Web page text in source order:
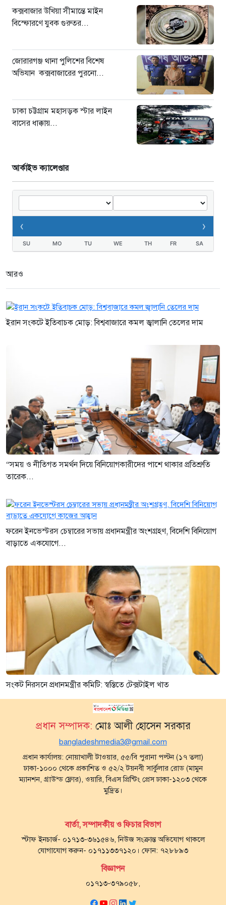
কক্সবাজার উখিয়া সীমান্তে মাইন
বিস্ফোরণে যুবক গুরুতর...
জোরারগঞ্জ থানা পুলিশের বিশেষ
অভিযান কক্সবাজারের পুরনো...
ঢাকা চট্টগ্রাম মহাসড়ক স্টার লাইন
বাসের ধাক্কায়...
আর্কাইভ ক্যালেণ্ডার
‹ ›
SU MO TU WE TH FR SA
আরও
ইরান সংকটে ইতিবাচক মোড়: বিশ্ববাজারে কমল জ্বালানি তেলের দাম
“সময় ও নীতিগত সমর্থন দিয়ে বিনিয়োগকারীদের পাশে থাকার প্রতিশ্রুতি
তারেক...
ফরেন ইনভেস্টরস চেম্বারের সভায় প্রধানমন্ত্রীর অংশগ্রহণ, বিদেশি বিনিয়োগ
বাড়াতে একযোগে...
সংকট নিরসনে প্রধানমন্ত্রীর কমিটি: স্বস্তিতে টেক্সটাইল খাত
প্রধান সম্পাদক: মোঃ আলী হোসেন সরকার
bangladeshmedia3@gmail.com
প্রধান কার্যালয়: নোয়াখালী টাওয়ার, ৫৫/বি পুরানা পল্টন (১৭ তলা)
ঢাকা-১০০০ থেকে প্রকাশিত ও ৫২/২ টয়নবী সার্কুলার রোড (মামুন
ম্যানশন, গ্রাউন্ড ফ্লোর), ওয়ারি, বিএস প্রিন্টিং প্রেস ঢাকা-১২০৩ থেকে
মুদ্রিত।
বার্তা, সম্পাদকীয় ও ফিচার বিভাগ
স্টাফ ইনচার্জ- ০১৭১৩-৩৬১৫৪৬, নিউজ সংক্রান্ত অভিযোগ থাকলে
যোগাযোগ করুন- ০১৭১১৩৩৭১২০। ফোন: ৭২৮৮৯৩
বিজ্ঞাপন
০১৭১৩-৩৭৯০৫৮,